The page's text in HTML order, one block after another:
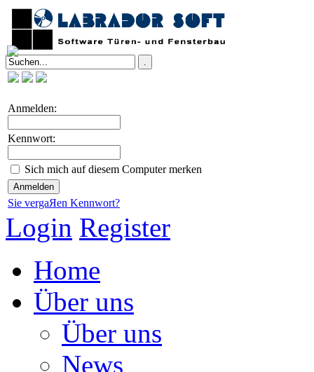
Anmelden:
Kennwort:
Sich mich auf diesem Computer merken
Sie vergaЯen Kennwort?
Login Register
Home
Über uns
Über uns
News